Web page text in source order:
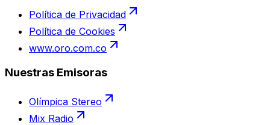
Política de Privacidad
Política de Cookies
www.oro.com.co
Nuestras Emisoras
Olímpica Stereo
Mix Radio